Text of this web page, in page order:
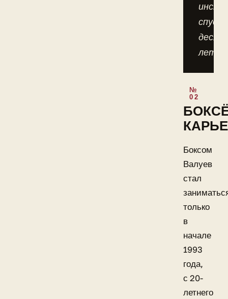
лет.
Боксом
Валуев
стал
только
в
начале
1993
года,
с 20-
летнего